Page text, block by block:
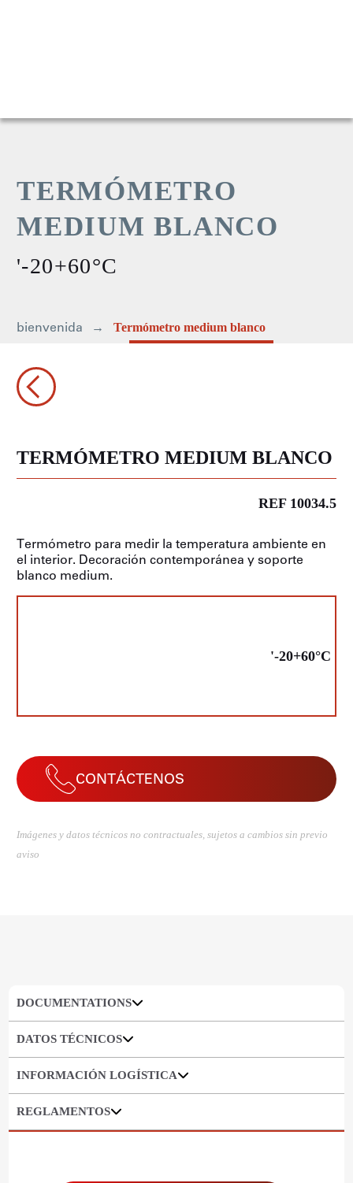
TERMÓMETRO
MEDIUM BLANCO
'-20+60°C
bienvenida Termómetro medium blanco
TERMÓMETRO MEDIUM BLANCO
REF 10034.5
Termómetro para medir la temperatura ambiente en
el interior. Decoración contemporánea y soporte
blanco medium.
'-20+60°C
CONTÁCTENOS
Imágenes y datos técnicos no contractuales, sujetos a cambios sin previo
aviso
DOCUMENTATIONS
DATOS TÉCNICOS
INFORMACIÓN LOGÍSTICA
REGLAMENTOS